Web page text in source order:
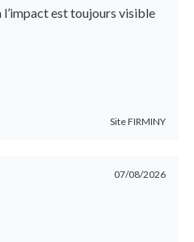
est toujours visible
SiteFIRMINY
07/08/2026